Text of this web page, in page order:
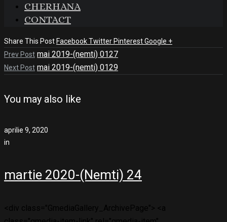
CHERHANA
CONTACT
Share This Post FacebookTwitter PinterestGoogle +
Prev Post mai 2019-(nemti) 0127
Next Post mai 2019-(nemti) 0129
You may also like
aprilie 9, 2020
in
martie 2020-(Nemti) 24